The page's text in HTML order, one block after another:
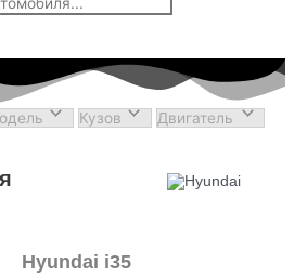
Hyundai i35